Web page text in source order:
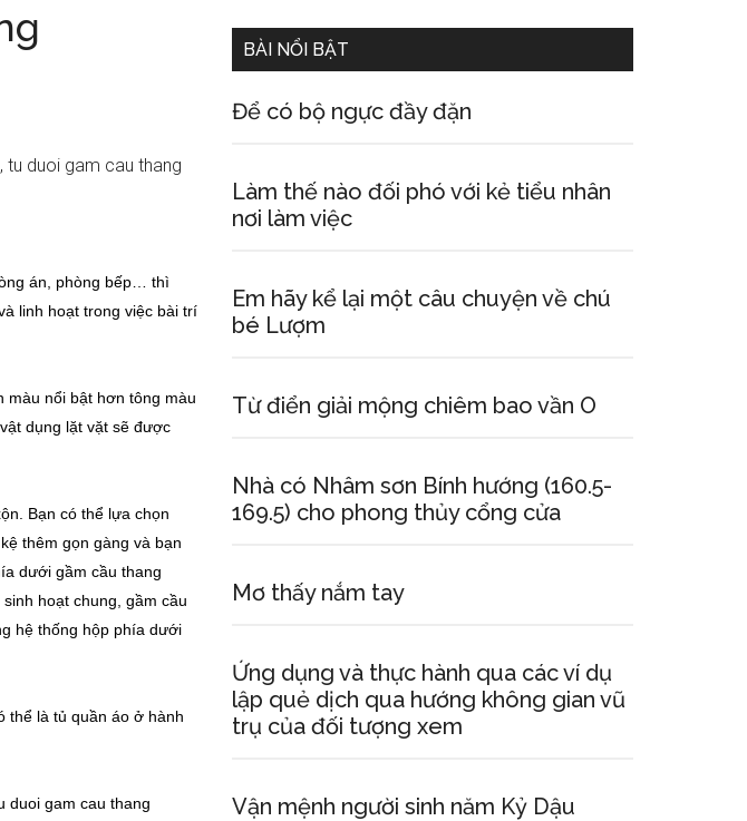
án, phòng bếp… thì
linh hoạt trong việc bài trí
màu nổi bật hơn tông màu
dụng lặt vặt sẽ được
Bạn có thể lựa chọn
thêm gọn gàng và bạn
dưới gầm cầu thang
hoạt chung, gầm cầu
hệ thống hộp phía dưới
thể là tủ quần áo ở hành
BÀI NỔI BẬT
Để có bộ ngực đầy đặn
Làm thế nào đối phó với kẻ tiểu nhân
nơi làm việc
Em hãy kể lại một câu chuyện về chú
bé Lượm
Từ điển giải mộng chiêm bao vần O
Nhà có Nhâm sơn Bính hướng (160.5-
169.5) cho phong thủy cổng cửa
Mơ thấy nắm tay
Ứng dụng và thực hành qua các ví dụ
lập quẻ dịch qua hướng không gian vũ
trụ của đối tượng xem
Vận mệnh người sinh năm Kỷ Dậu